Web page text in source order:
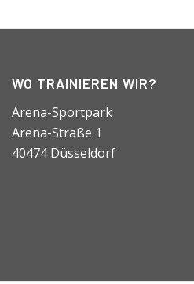
WO TRAINIEREN WIR?
Arena-Sportpark
Arena-Straße 1
40474 Düsseldorf